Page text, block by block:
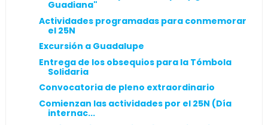
Guadiana"
Actividades programadas para conmemorar
el 25N
Excursión a Guadalupe
Entrega de los obsequios para la Tómbola
Solidaria
Convocatoria de pleno extraordinario
Comienzan las actividades por el 25N (Día
internac...